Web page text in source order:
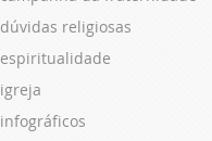
dúvidas religiosas
espiritualidade
igreja
infográficos